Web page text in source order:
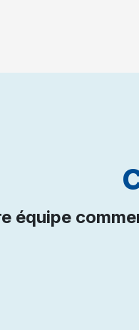
équipe